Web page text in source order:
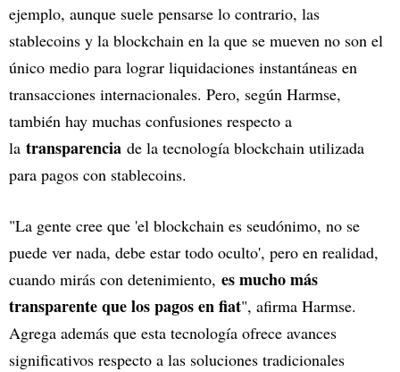
ejemplo, aunque suele pensarse lo contrario, las
stablecoins y la blockchain en la que se mueven no son el
único medio para lograr liquidaciones instantáneas en
transacciones internacionales. Pero, según Harmse,
también hay muchas confusiones respecto a
la transparencia de la tecnología blockchain utilizada
para pagos con stablecoins.
"La gente cree que 'el blockchain es seudónimo, no se
puede ver nada, debe estar todo oculto', pero en realidad,
cuando mirás con detenimiento, es mucho más
transparente que los pagos en fiat", afirma Harmse.
Agrega además que esta tecnología ofrece avances
significativos respecto a las soluciones tradicionales